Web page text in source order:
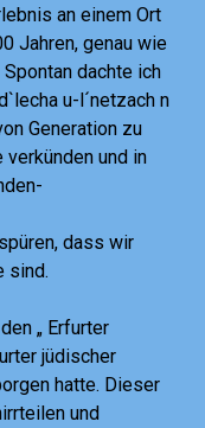
an einem Ort
Jahren, genau wie
dachte ich
u-l´netzach n
Generation zu
und in
dass wir
sind.
„ Erfurter
jüdischer
hatte. Dieser
und